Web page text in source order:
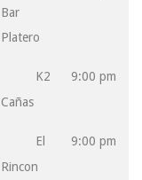
Bar
Platero
K2
Cañas
9:00 pm
El
Rincon
9:00 pm